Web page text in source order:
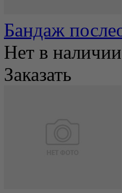
Бандаж
Нет в наличии
Заказать